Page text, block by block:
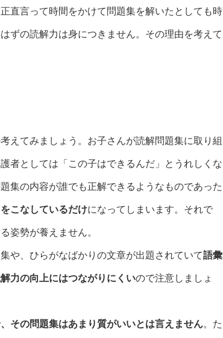
直言って時間をかけて問題集を解いたとしても時
ずの読解力は身につきません。その理由を考えて
えてみましょう。お子さんが読解問題集に取り組
者としては「この子はできるんだ」とうれしくな
集の内容が誰でも正解できるようなものであった
こなしているだけになってしまいます。それで
姿勢が養えません。
や、ひらがなばかりの文章が出題されていて語彙
力の向上にはつながりにくいので注意しましょ
その問題集はあまり質がいいとは言えません。た